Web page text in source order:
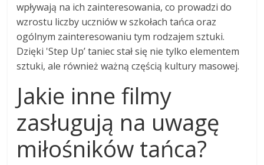
wpływają na ich zainteresowania, co prowadzi do
wzrostu liczby uczniów w szkołach tańca oraz
ogólnym zainteresowaniu tym rodzajem sztuki.
Dzięki 'Step Up’ taniec stał się nie tylko elementem
sztuki, ale również ważną częścią kultury masowej.
Jakie inne filmy
zasługują na uwagę
miłośników tańca?